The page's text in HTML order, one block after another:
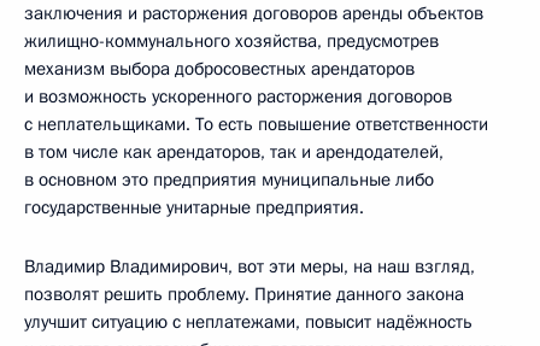
заключения и расторжения договоров аренды объектов
жилищно-коммунального хозяйства, предусмотрев
механизм выбора добросовестных арендаторов
и возможность ускоренного расторжения договоров
с неплательщиками. То есть повышение ответственности
в том числе как арендаторов, так и арендодателей,
в основном это предприятия муниципальные либо
государственные унитарные предприятия.
Владимир Владимирович, вот эти меры, на наш взгляд,
позволят решить проблему. Принятие данного закона
улучшит ситуацию с неплатежами, повысит надёжность